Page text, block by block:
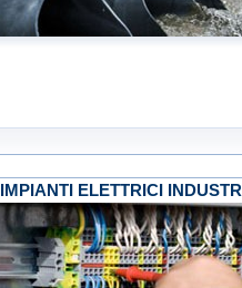
IMPIANTI ELETTRICI